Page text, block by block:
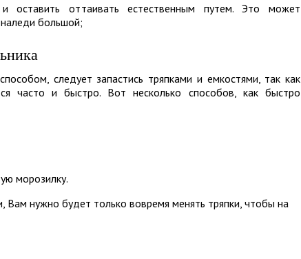
оставить оттаивать естественным путем. Это может
наледи большой;
следует запастись тряпками и емкостями, так как
часто и быстро. Вот несколько способов, как быстро
морозилку.
Вам нужно будет только вовремя менять тряпки, чтобы на